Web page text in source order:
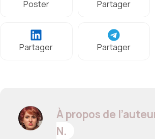
Poster Partager
Partager Partager
À propos de
N.